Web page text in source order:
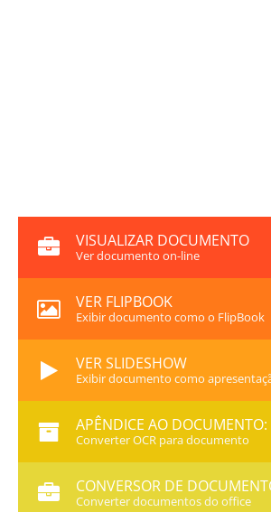
VISUALIZAR DOCUMENTO
Ver documento on-line
VER FLIPBOOK
Exibir documento como o FlipBook
VER SLIDESHOW
Exibir documento como
APÊNDICE AO DOCUMENTO:
Converter OCR para documento
CONVERSOR DE
Converter documentos do office